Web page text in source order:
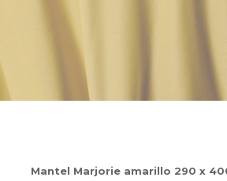
Mantel Marjorie amarillo 290 x